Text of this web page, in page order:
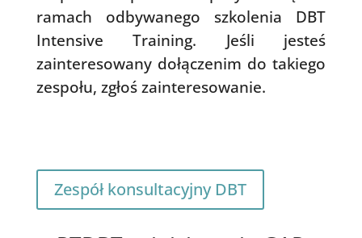
ramach odbywanego szkolenia DBT
Intensive Training. Jeśli jesteś
zainteresowany dołączenim do takiego
zespołu, zgłoś zainteresowanie.
Zespół konsultacyjny DBT